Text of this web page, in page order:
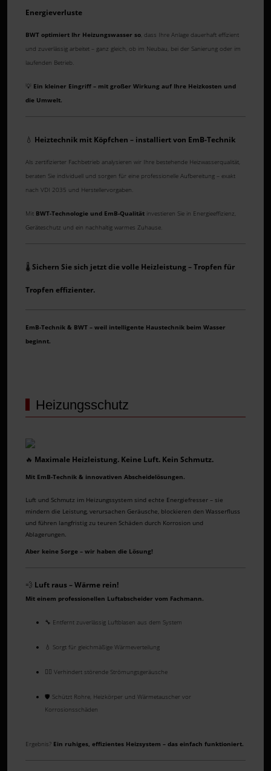
Energieverluste
BWT optimiert Ihr Heizungswasser so , dass Ihre Anlage dauerhaft effizient
und zuverlässig arbeitet – ganz gleich, ob im Neubau, bei der Sanierung oder im
laufenden Betrieb.
💡 Ein kleiner Eingriff – mit großer Wirkung auf Ihre Heizkosten und
die Umwelt.
💧 Heiztechnik mit Köpfchen – installiert von EmB-Technik
Als zertifizierter Fachbetrieb analysieren wir Ihre bestehende Heizwasserqualität,
beraten Sie individuell und sorgen für eine professionelle Aufbereitung – exakt
nach VDI 2035 und Herstellervorgaben.
Mit BWT-Technologie und EmB-Qualität investieren Sie in Energieeffizienz,
Geräteschutz und ein nachhaltig warmes Zuhause.
🌡️Sichern Sie sich jetzt die volle Heizleistung – Tropfen für
Tropfen effizienter.
EmB-Technik & BWT – weil intelligente Haustechnik beim Wasser
beginnt.
Heizungsschutz
🔥 Maximale Heizleistung. Keine Luft. Kein Schmutz.
Mit EmB-Technik & innovativen Abscheidelösungen.
Luft und Schmutz im Heizungssystem sind echte Energiefresser – sie
mindern die Leistung, verursachen Geräusche, blockieren den Wasserfluss
und führen langfristig zu teuren Schäden durch Korrosion und
Ablagerungen.
Aber keine Sorge – wir haben die Lösung!
💨 Luft raus – Wärme rein!
Mit einem professionellen Luftabscheider vom Fachmann.
🔧 Entfernt zuverlässig Luftblasen aus dem System
💧 Sorgt für gleichmäßige Wärmeverteilung
🧘‍♂️ Verhindert störende Strömungsgeräusche
🛡️ Schützt Rohre, Heizkörper und Wärmetauscher vor
Korrosionsschäden
Ergebnis? Ein ruhiges, effizientes Heizsystem – das einfach funktioniert.